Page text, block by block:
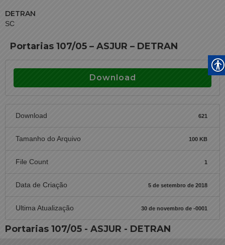
DETRAN
SC
Portarias 107/05 – ASJUR – DETRAN
Download
Download 621
Tamanho do Arquivo 100 KB
File Count 1
Data de Criação 5 de setembro de 2018
Ultima Atualização 30 de novembro de -0001
Portarias 107/05 - ASJUR - DETRAN